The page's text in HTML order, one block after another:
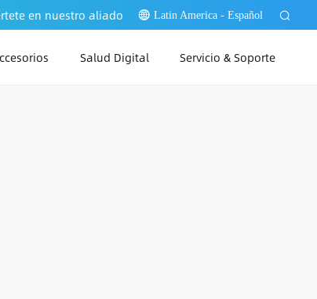
en nuestro aliado Latin America - Español
Salud Digital Servicio & Soporte